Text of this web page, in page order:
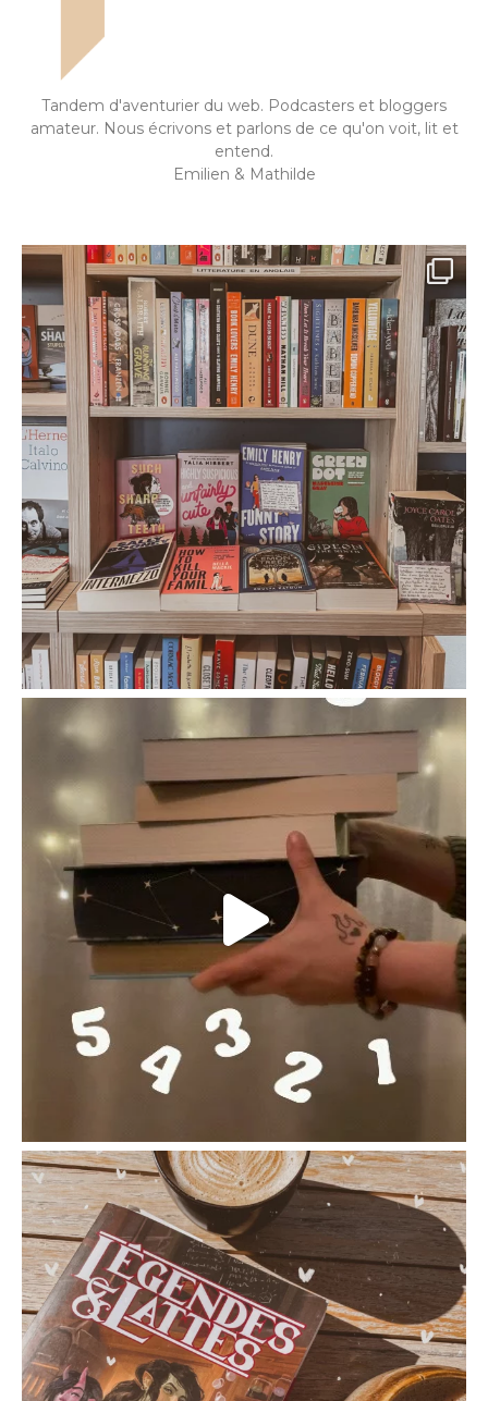
Tandem d'aventurier du web. Podcasters et bloggers
amateur. Nous écrivons et parlons de ce qu'on voit, lit et
entend.
Emilien & Mathilde